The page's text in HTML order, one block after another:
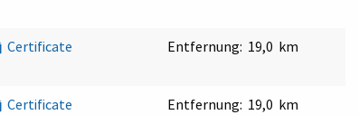
Certificate Entfernung: 19,0 km
Certificate Entfernung: 19,0 km